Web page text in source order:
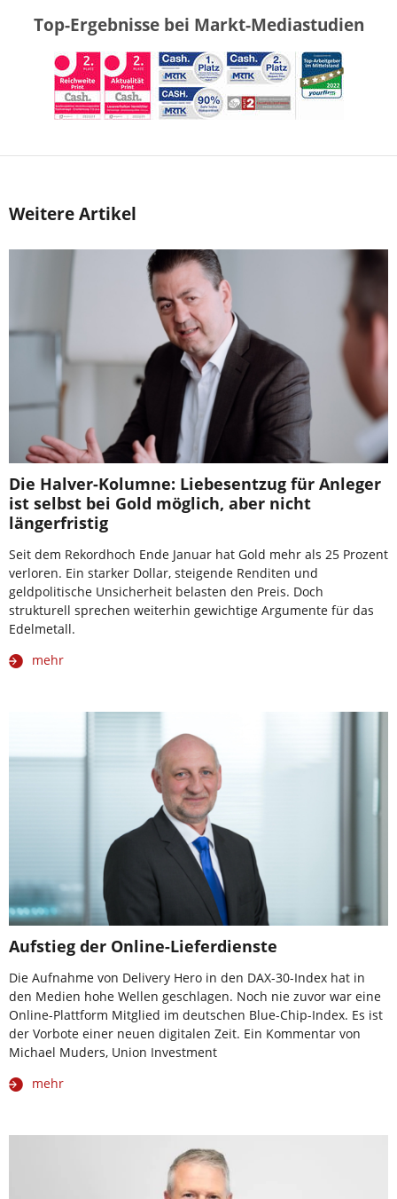
Top-Ergebnisse bei Markt-Mediastudien
Weitere Artikel
Die Halver-Kolumne: Liebesentzug für Anleger
ist selbst bei Gold möglich, aber nicht
längerfristig
Seit dem Rekordhoch Ende Januar hat Gold mehr als 25 Prozent
verloren. Ein starker Dollar, steigende Renditen und
geldpolitische Unsicherheit belasten den Preis. Doch
strukturell sprechen weiterhin gewichtige Argumente für das
Edelmetall.
mehr
Aufstieg der Online-Lieferdienste
Die Aufnahme von Delivery Hero in den DAX-30-Index hat in
den Medien hohe Wellen geschlagen. Noch nie zuvor war eine
Online-Plattform Mitglied im deutschen Blue-Chip-Index. Es ist
der Vorbote einer neuen digitalen Zeit. Ein Kommentar von
Michael Muders, Union Investment
mehr